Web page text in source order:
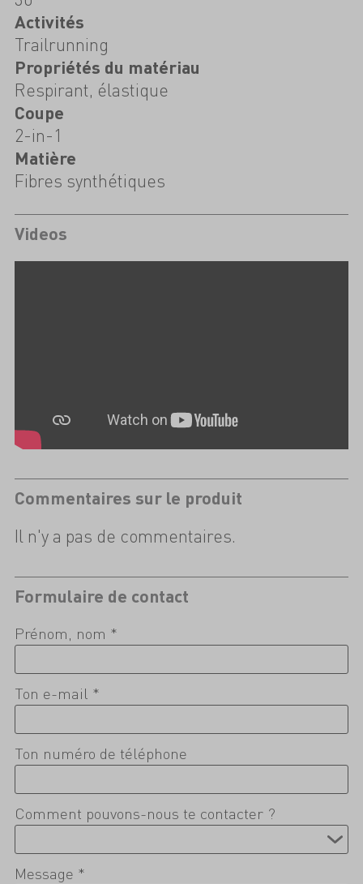
Activités
Trailrunning
Propriétés du matériau
Respirant, élastique
Coupe
2-in-1
Matière
Fibres synthétiques
Videos
Commentaires sur le produit
Il n'y a pas de commentaires.
Formulaire de contact
Prénom, nom *
Ton e-mail *
Ton numéro de téléphone
Comment pouvons-nous te contacter ?
Message *